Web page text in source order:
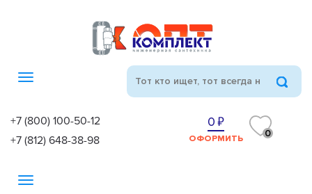
Toggle
+7 (800) 100-50-12
+7 (812) 648-38-98
0
ОФОРМИТЬ 0
Toggle